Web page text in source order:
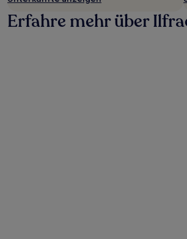
Erfahre mehr über